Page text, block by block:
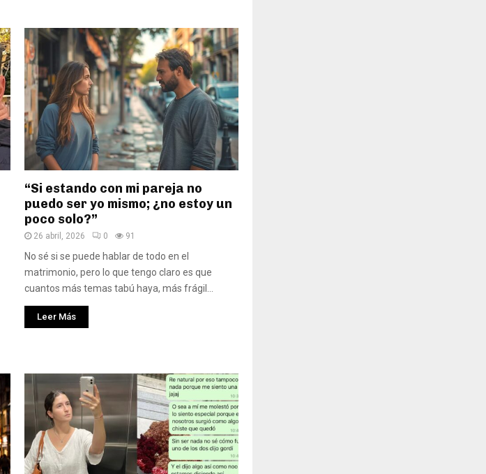
“Si estando con mi pareja no
puedo ser yo mismo; ¿no estoy un
poco solo?”
26 abril, 2026 0 91
No sé si se puede hablar de todo en el
matrimonio, pero lo que tengo claro es que
cuantos más temas tabú haya, más frágil...
Leer Más